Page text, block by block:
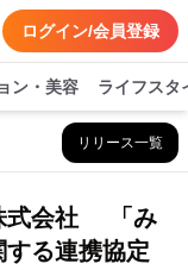
ログイン/会員登録
ン・美容 ライフスタ
リリース一覧
式会社 「み
る連携協定